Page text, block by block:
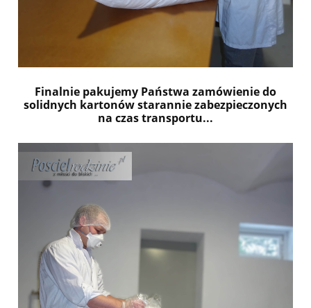
Finalnie pakujemy Państwa zamówienie do
solidnych kartonów starannie zabezpieczonych
na czas transportu...